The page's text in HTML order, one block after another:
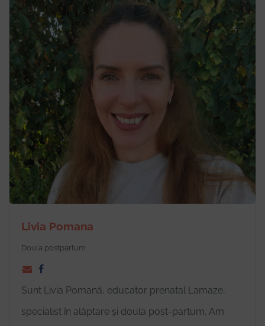
Livia Pomana
Doula postpartum
Sunt Livia Pomană, educator prenatal Lamaze,
specialist în alăptare și doula post-partum. Am